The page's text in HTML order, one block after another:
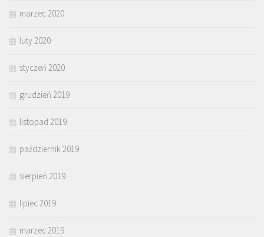
marzec 2020
luty 2020
styczeń 2020
grudzień 2019
listopad 2019
październik 2019
sierpień 2019
lipiec 2019
marzec 2019